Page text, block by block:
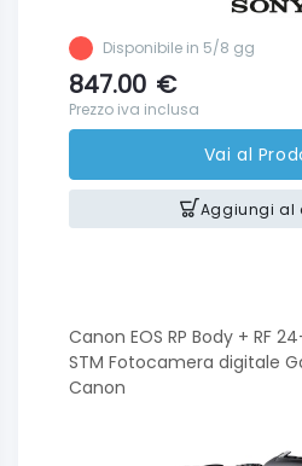
Disponibile in 5/8 gg
847.00 €
Prezzo iva inclusa
Vai al
Aggiungi al
Canon EOS RP Body + RF
STM Fotocamera digitale
Canon